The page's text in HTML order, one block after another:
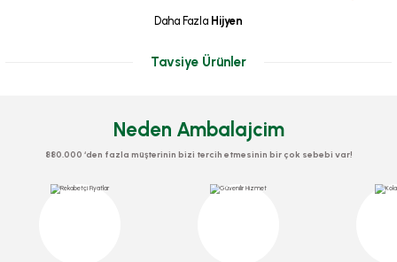
Daha Fazla Hijyen
Tavsiye Ürünler
Neden Ambalajcim
880.000 ‘den fazla müşterinin bizi tercih etmesinin bir çok sebebi var!